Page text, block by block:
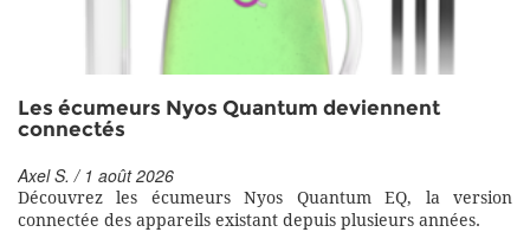
Les écumeurs Nyos Quantum deviennent
connectés
Axel S. / 1 août 2026
Découvrez les écumeurs Nyos Quantum EQ, la version
connectée des appareils existant depuis plusieurs années.